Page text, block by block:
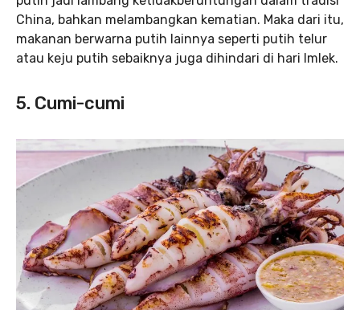
China, bahkan melambangkan kematian. Maka dari itu,
makanan berwarna putih lainnya seperti putih telur
atau keju putih sebaiknya juga dihindari di hari Imlek.
5. Cumi-cumi